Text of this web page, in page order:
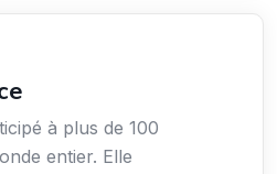
à plus de 100
entier. Elle